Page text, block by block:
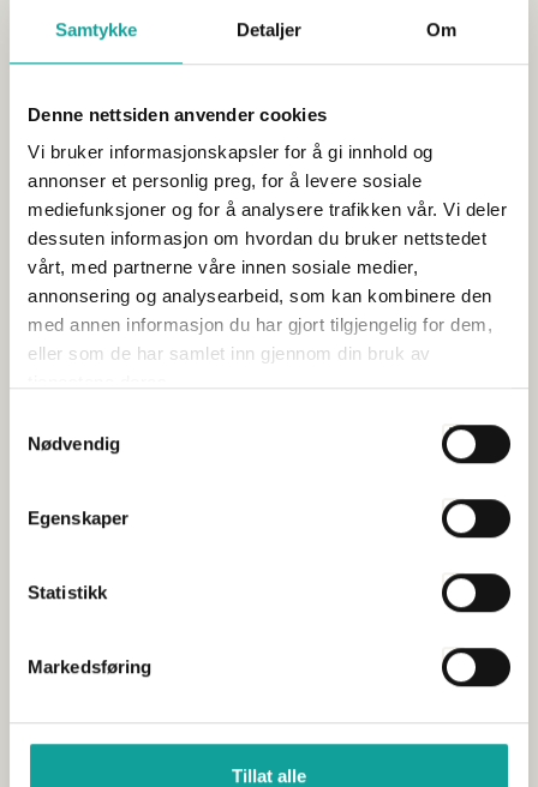
Samtykke Detaljer Om
Denne nettsiden anvender cookies
Vi bruker informasjonskapsler for å gi innhold og
annonser et personlig preg, for å levere sosiale
mediefunksjoner og for å analysere trafikken vår. Vi deler
dessuten informasjon om hvordan du bruker nettstedet
vårt, med partnerne våre innen sosiale medier,
annonsering og analysearbeid, som kan kombinere den
med annen informasjon du har gjort tilgjengelig for dem,
eller som de har samlet inn gjennom din bruk av
Nødvendig
Egenskaper
Statistikk
Markedsføring
Tillat alle
Organisasjon og arbeidsliv
De nye satsene for helligdagsgodtgjørelse i
Fiskeindustrioverenskomsten (B-ordningen): Vedlagt følger de
nye satsene for helligdagsgodtgjørelse og trekkbeløpene...
Organisasjon og arbeidsliv